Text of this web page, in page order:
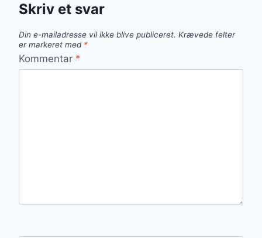
Skriv et svar
Din e-mailadresse vil ikke blive publiceret. Krævede felter
er markeret med *
Kommentar *